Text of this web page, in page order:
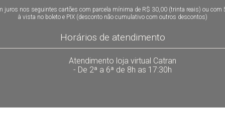
juros nos seguintes cartões com parcela mínima de R$ 30,00 (trinta reais) ou com
à vista no boleto e PIX (desconto não cumulativo com outros descontos)
Horários de atendimento
Atendimento loja virtual Catran
- De 2ª a 6ª de 8h as 17:30h